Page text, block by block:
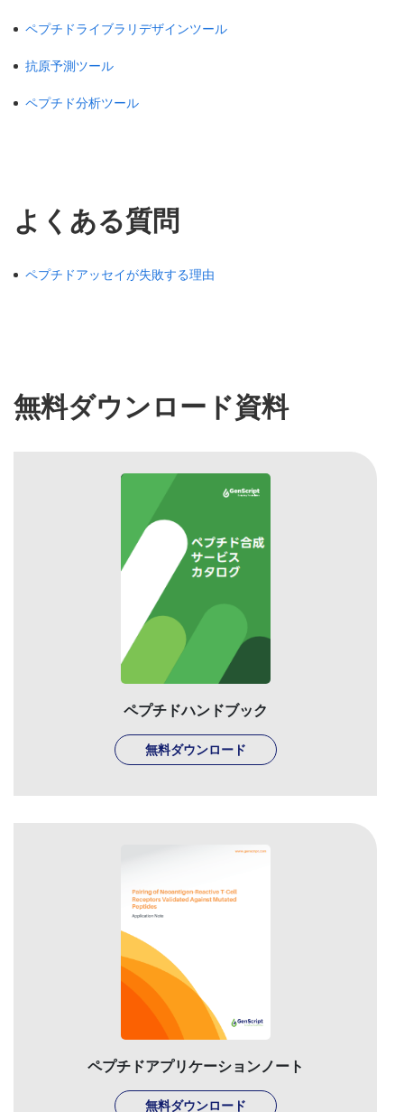
ペプチドライブラリデザインツール
抗原予測ツール
ペプチド分析ツール
よくある質問
ペプチドアッセイが失敗する理由
無料ダウンロード資料
ペプチドハンドブック
無料ダウンロード
ペプチドアプリケーションノート
無料ダウンロード